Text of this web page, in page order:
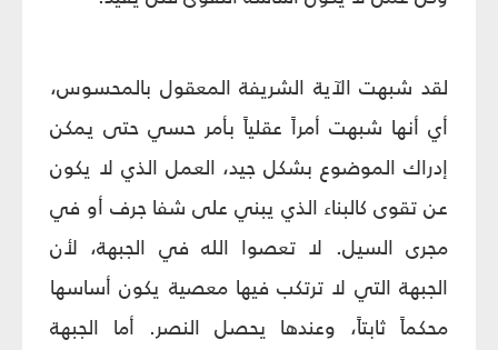
لقد شبهت الآية الشريفة المعقول بالمحسوس،
أي أنها شبهت أمراً عقلياً بأمر حسي حتى يمكن
إدراك الموضوع بشكل جيد، العمل الذي لا يكون
عن تقوى كالبناء الذي يبني على شفا جرف أو في
مجرى السيل. لا تعصوا الله في الجبهة، لأن
الجبهة التي لا ترتكب فيها معصية يكون أساسها
محكماً ثابتاً، وعندها يحصل النصر. أما الجبهة